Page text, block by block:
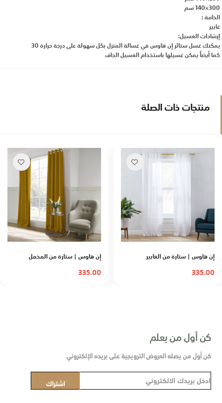
300×140 سم
الخامة :
غابير
إرشادات الغسيل:
يمكنك غسل ستائر إن هاوس في غسالة المنزل بكل سهولة على درجة حرارة 30
كما أيضاً يمكن غسيلها باستخدام الغسيل الجاف
منتجات ذات الصلة
إن هاوس | ستارة من الغابير
335.00
إن هاوس | ستارة من المخمل
335.00
كن أول من يعلم
كن أول من يصله العروض الترويجية على بريده الإلكتروني
س
ج
اشتراك